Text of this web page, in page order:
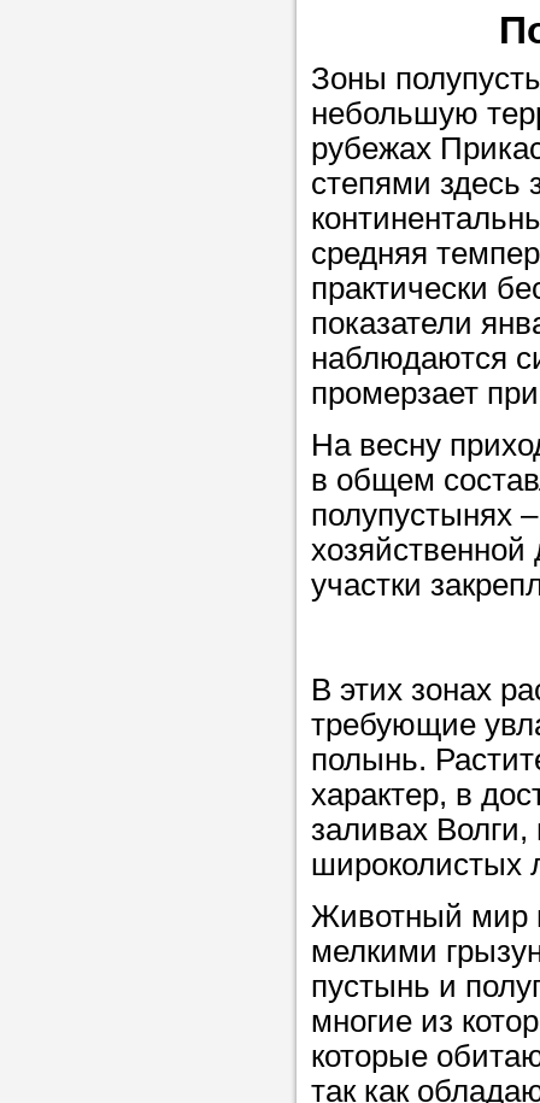
советам,
репетитора
Совет 2.
заявку на
то в поле
укажите как
чтобы мы
репетитора.
Мы
в
советам,
репетитора
Совет 3.
студент-
хорошо
задачей. Он
цена ниже, и
найдет
учеником.
Зоны
небольшую
рубежах
степями здесь
средняя
практически
показатели
наблюдаются
промерзает
На весну
в общем
полупустынях
хозяйственной
участки
В этих зонах
требующие
полынь.
характер, в
заливах
широколистых
Животный мир
мелкими
пустынь и
многие из
которые
так как